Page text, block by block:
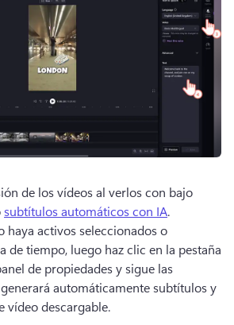
de los vídeos al verlos con bajo
subtítulos automáticos con IA
haya activos seleccionados o
de tiempo, luego haz clic en la pestaña
de propiedades y sigue las
generará automáticamente subtítulos y
vídeo descargable.